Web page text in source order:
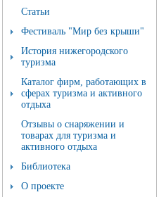
Статьи
Фестиваль "Мир без крыши"
История нижегородского
туризма
Каталог фирм, работающих в
сферах туризма и активного
отдыха
Отзывы о снаряжении и
товарах для туризма и
активного отдыха
Библиотека
О проекте